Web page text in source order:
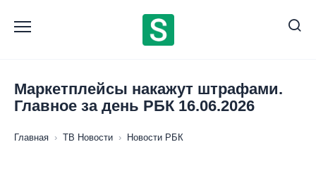
содержанию
Маркетплейсы накажут штрафами.
Главное за день РБК 16.06.2026
Главная › ТВ Новости › Новости РБК